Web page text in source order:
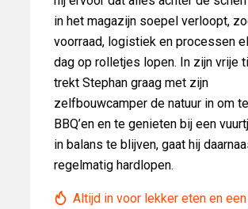
in het magazijn soepel verloopt,
voorraad, logistiek en processen
dag op rolletjes lopen. In zijn vrije
trekt Stephan graag met zijn
zelfbouwcamper de natuur in om te
BBQ’en en te genieten bij een
in balans te blijven, gaat hij
regelmatig hardlopen.
Altijd in voor lekker eten en